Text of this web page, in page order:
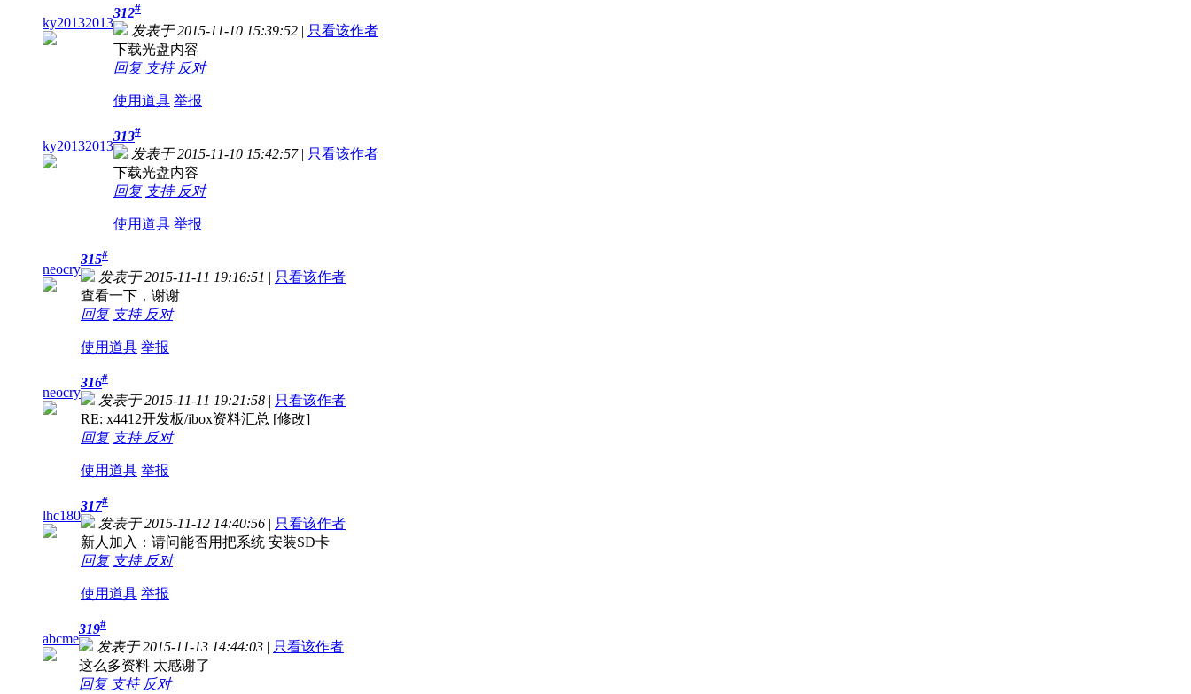
ky20132013
312#
发表于 2015-11-10 15:39:52 | 只看该作者
下载光盘内容
回复 支持 反对
使用道具 举报
ky20132013
313#
发表于 2015-11-10 15:42:57 | 只看该作者
下载光盘内容
回复 支持 反对
使用道具 举报
neocry
315#
发表于 2015-11-11 19:16:51 | 只看该作者
查看一下，谢谢
回复 支持 反对
使用道具 举报
neocry
316#
发表于 2015-11-11 19:21:58 | 只看该作者
RE: x4412开发板/ibox资料汇总 [修改]
回复 支持 反对
使用道具 举报
lhc180
317#
发表于 2015-11-12 14:40:56 | 只看该作者
新人加入：请问能否用把系统 安装SD卡
回复 支持 反对
使用道具 举报
abcme
319#
发表于 2015-11-13 14:44:03 | 只看该作者
这么多资料 太感谢了
回复 支持 反对